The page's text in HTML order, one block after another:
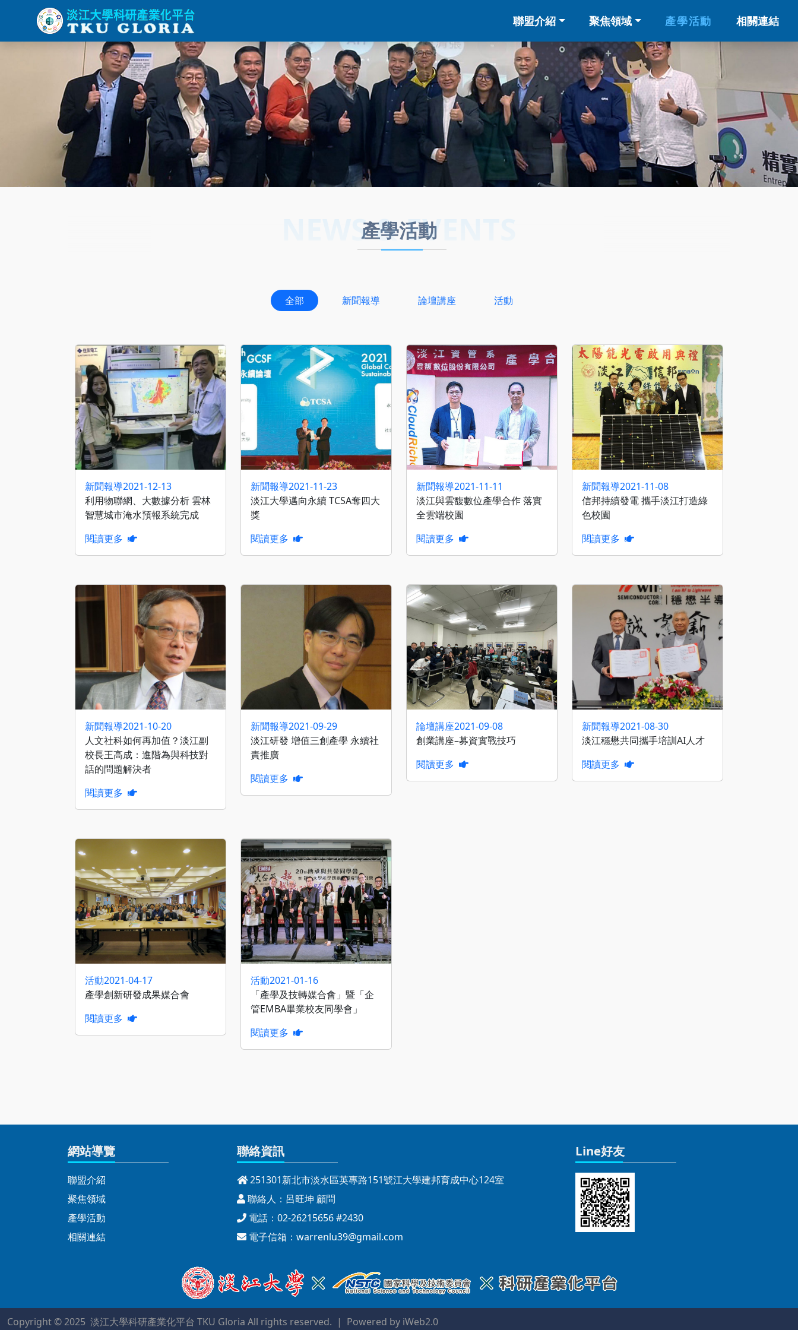
聯盟介紹 聚焦領域 產學活動 相關連結
產學活動
NEWS & EVENTS
全部 新聞報導 論壇講座 活動
新聞報導2021-12-13
利用物聯網、大數據分析 雲林
智慧城市淹水預報系統完成
閱讀更多
新聞報導2021-11-23
淡江大學邁向永續 TCSA奪四大
獎
閱讀更多
新聞報導2021-11-11
淡江與雲馥數位產學合作 落實
全雲端校園
閱讀更多
新聞報導2021-11-08
信邦持續發電 攜手淡江打造綠
色校園
閱讀更多
新聞報導2021-10-20
人文社科如何再加值？淡江副
校長王高成：進階為與科技對
話的問題解決者
閱讀更多
新聞報導2021-09-29
淡江研發 增值三創產學 永續社
責推廣
閱讀更多
論壇講座2021-09-08
創業講座–募資實戰技巧
閱讀更多
新聞報導2021-08-30
淡江穩懋共同攜手培訓AI人才
閱讀更多
活動2021-04-17
產學創新研發成果媒合會
閱讀更多
活動2021-01-16
「產學及技轉媒合會」暨「企
管EMBA畢業校友同學會」
閱讀更多
網站導覽
聯盟介紹
聚焦領域
產學活動
相關連結
聯絡資訊
251301新北市淡水區英專路151號江大學建邦育成中心124室
聯絡人：呂旺坤 顧問
電話：02-26215656 #2430
電子信箱： warrenlu39@gmail.com
Line好友
Copyright © 2025 淡江大學科研產業化平台 TKU Gloria All rights reserved. | Powered by iWeb2.0